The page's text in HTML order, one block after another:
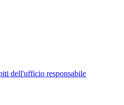
dell'ufficio responsabile